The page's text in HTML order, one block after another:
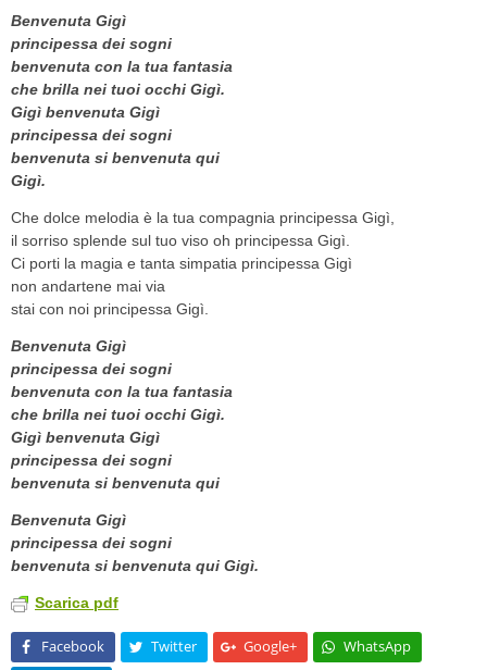
Benvenuta Gigì
principessa dei sogni
benvenuta con la tua fantasia
che brilla nei tuoi occhi Gigì.
Gigì benvenuta Gigì
principessa dei sogni
benvenuta si benvenuta qui
Gigì.
Che dolce melodia è la tua compagnia principessa Gigì,
il sorriso splende sul tuo viso oh principessa Gigì.
Ci porti la magia e tanta simpatia principessa Gigì
non andartene mai via
stai con noi principessa Gigì.
Benvenuta Gigì
principessa dei sogni
benvenuta con la tua fantasia
che brilla nei tuoi occhi Gigì.
Gigì benvenuta Gigì
principessa dei sogni
benvenuta si benvenuta qui
Benvenuta Gigì
principessa dei sogni
benvenuta si benvenuta qui Gigì.
Scarica pdf
Facebook Twitter Google+
WhatsApp